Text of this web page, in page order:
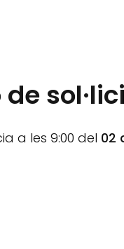
a les 9:00 del 02